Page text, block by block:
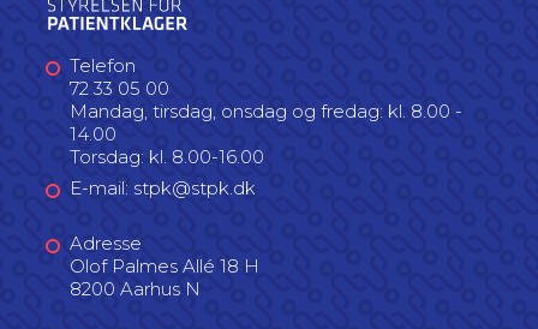
Telefon
72 33 05 00
Mandag, tirsdag, onsdag og fredag: kl. 8.00 -
14.00
Torsdag: kl. 8.00-16.00
E-mail: stpk@stpk.dk
Adresse
Olof Palmes Allé 18 H
8200 Aarhus N